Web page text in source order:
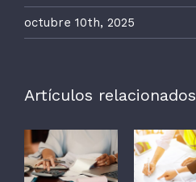
octubre 10th, 2025
Artículos relacionados